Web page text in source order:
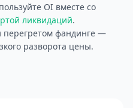
OI вместе со
ликвидаций.
перегретом фандинге —
разворота цены.